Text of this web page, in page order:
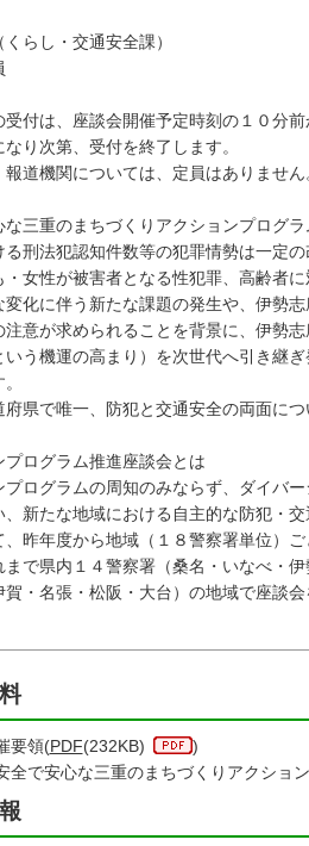
し・交通安全課）
は、座談会開催予定時刻の１０分前
次第、受付を終了します。
機関については、定員はありません
三重のまちづくりアクションプログラ
刑法犯認知件数等の犯罪情勢は一定
・女性が被害者となる性犯罪、高齢者
変化に伴う新たな課題の発生や、伊勢
注意が求められることを背景に、伊勢
いう機運の高まり）を次世代へ引き継
県で唯一、防犯と交通安全の両面につ
ログラム推進座談会とは
ログラムの周知のみならず、ダイバ
、新たな地域における自主的な防犯・
、昨年度から地域（１８警察署単位）ご
で県内１４警察署（桑名・いなべ・
賀・名張・松阪・大台）の地域で座談会
要領(PDF(232KB)
)
全で安心な三重のまちづくりアクショ